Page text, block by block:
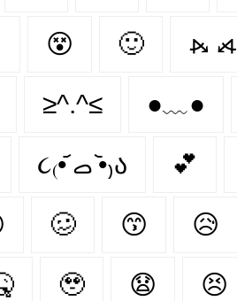
😵 🙂 ⦮ ⦯
≥^.^≤ ●﹏●
૮₍•᷄ ࡇ •᷅₎ა 💕
🥴 😙 😥
🥹 😧 😣